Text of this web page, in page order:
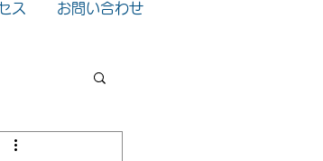
ス お問い合わせ